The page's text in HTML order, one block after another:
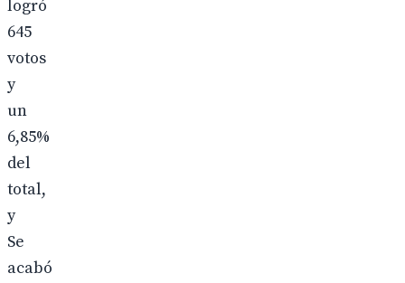
logró
645
votos
y
un
6,85%
del
total,
y
Se
acabó